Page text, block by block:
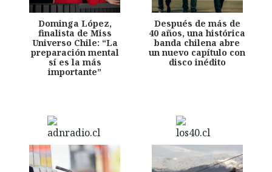
Dominga López,
finalista de Miss
Universo Chile: “La
preparación mental
sí es la más
importante”
Después de más de
40 años, una histórica
banda chilena abre
un nuevo capítulo con
disco inédito